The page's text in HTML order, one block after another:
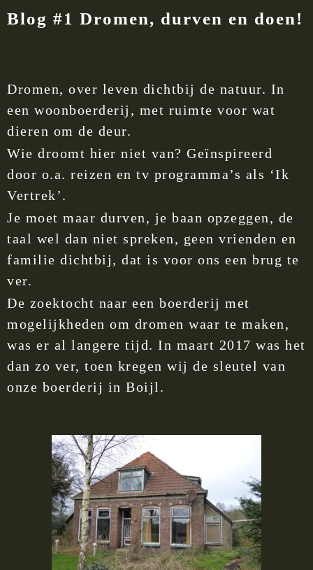
Blog #1 Dromen, durven en doen!
Dromen, over leven dichtbij de natuur. In
een woonboerderij, met ruimte voor wat
dieren om de deur.
Wie droomt hier niet van? Geïnspireerd
door o.a. reizen en tv programma’s als ‘Ik
Vertrek’.
Je moet maar durven, je baan opzeggen, de
taal wel dan niet spreken, geen vrienden en
familie dichtbij, dat is voor ons een brug te
ver.
De zoektocht naar een boerderij met
mogelijkheden om dromen waar te maken,
was er al langere tijd. In maart 2017 was het
dan zo ver, toen kregen wij de sleutel van
onze boerderij in Boijl.